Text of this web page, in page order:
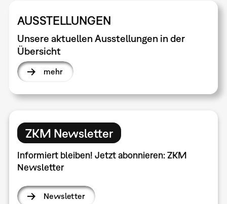
AUSSTELLUNGEN
Unsere aktuellen Ausstellungen in der
Übersicht
mehr
ZKM Newsletter
Informiert bleiben! Jetzt abonnieren: ZKM
Newsletter
Newsletter